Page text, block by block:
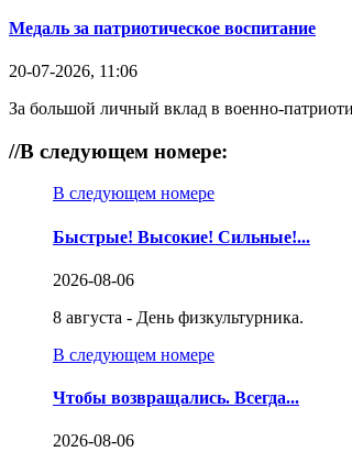
Медаль за патриотическое воспитание
20-07-2026, 11:06
За большой личный вклад в военно-
//В следующем номере:
В следующем номере
Быстрые! Высокие! Сильные!...
2026-08-06
8 августа - День физкультурника.
В следующем номере
Чтобы возвращались. Всегда...
2026-08-06